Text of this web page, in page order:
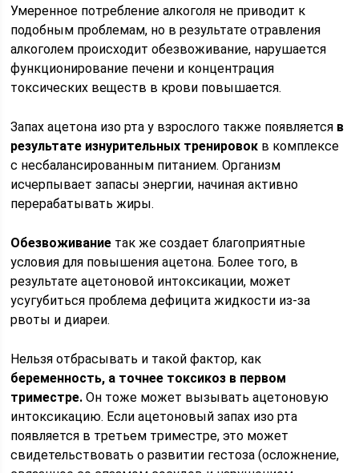
Умеренное потребление алкоголя не приводит к
подобным проблемам, но в результате отравления
алкоголем происходит обезвоживание, нарушается
функционирование печени и концентрация
токсических веществ в крови повышается.
Запах ацетона изо рта у взрослого также появляется в
результате изнурительных тренировок в комплексе
с несбалансированным питанием. Организм
исчерпывает запасы энергии, начиная активно
перерабатывать жиры.
Обезвоживание так же создает благоприятные
условия для повышения ацетона. Более того, в
результате ацетоновой интоксикации, может
усугубиться проблема дефицита жидкости из-за
рвоты и диареи.
Нельзя отбрасывать и такой фактор, как
беременность, а точнее токсикоз в первом
триместре. Он тоже может вызывать ацетоновую
интоксикацию. Если ацетоновый запах изо рта
появляется в третьем триместре, это может
свидетельствовать о развитии гестоза (осложнение,